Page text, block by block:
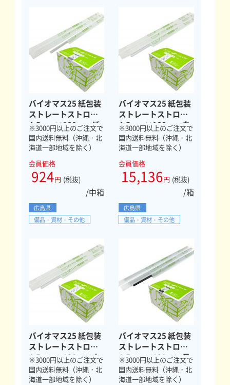
バイオマス25 紙包装
ストレートストロー
4.5mm×180mm 透
明 500本
※3000円以上のご注文で
国内送料無料（沖縄・北
海道一部地域を除く）
会員価格
924円 (税抜)
/中箱
広島県
備品・資材・その他
バイオマス25 紙包装
ストレートストロー
4.5mm×180mm 白
10000本
※3000円以上のご注文で
国内送料無料（沖縄・北
海道一部地域を除く）
会員価格
15,136円 (税抜)
/箱
広島県
備品・資材・その他
バイオマス25 紙包装
ストレートストロー
4.5mm×180mm 白
500本
※3000円以上のご注文で
国内送料無料（沖縄・北
海道一部地域を除く）
バイオマス25 紙包装
ストレートストロー
4.5mm×180mm 黒
500本
※3000円以上のご注文で
国内送料無料（沖縄・北
海道一部地域を除く）